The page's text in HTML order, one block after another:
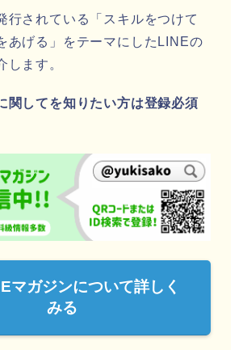
行されている「スキルをつけて
あげる」をテーマにしたLINEの
します。
関してを知りたい方は登録必須
マガジンについて詳しく
みる